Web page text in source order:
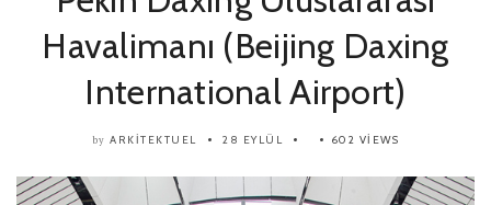
Havalimanı (Beijing Daxing
International Airport)
by ARKITEKTUEL 28 EYLÜL 602 VIEWS